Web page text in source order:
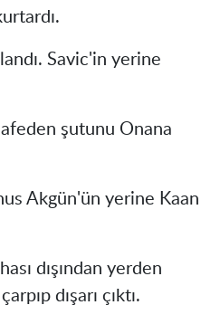
Savic'in yerine
şutunu Onana
Akgün'ün yerine Kaan
dışından yerden
dışarı çıktı.